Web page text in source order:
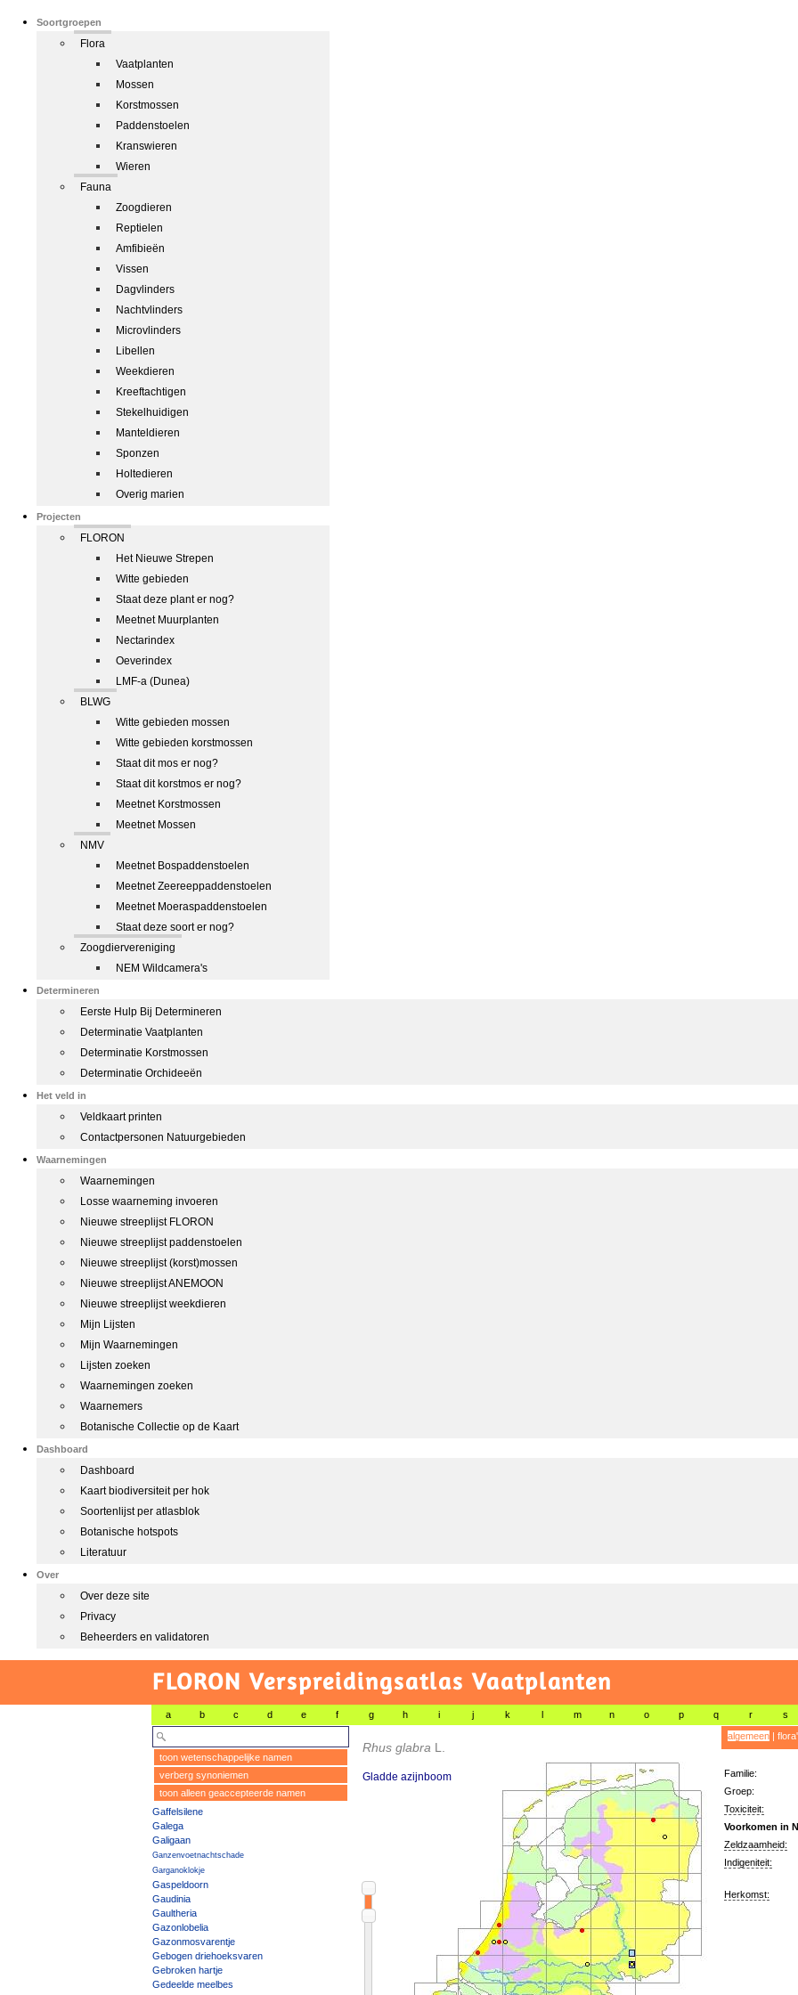
Soortgroepen
Flora
Vaatplanten
Mossen
Korstmossen
Paddenstoelen
Kranswieren
Wieren
Fauna
Zoogdieren
Reptielen
Amfibieën
Vissen
Dagvlinders
Nachtvlinders
Microvlinders
Libellen
Weekdieren
Kreeftachtigen
Stekelhuidigen
Manteldieren
Sponzen
Holtedieren
Overig marien
Projecten
FLORON
Het Nieuwe Strepen
Witte gebieden
Staat deze plant er nog?
Meetnet Muurplanten
Nectarindex
Oeverindex
LMF-a (Dunea)
BLWG
Witte gebieden mossen
Witte gebieden korstmossen
Staat dit mos er nog?
Staat dit korstmos er nog?
Meetnet Korstmossen
Meetnet Mossen
NMV
Meetnet Bospaddenstoelen
Meetnet Zeereeppaddenstoelen
Meetnet Moeraspaddenstoelen
Staat deze soort er nog?
Zoogdiervereniging
NEM Wildcamera's
Determineren
Eerste Hulp Bij Determineren
Determinatie Vaatplanten
Determinatie Korstmossen
Determinatie Orchideeën
Het veld in
Veldkaart printen
Contactpersonen Natuurgebieden
Waarnemingen
Waarnemingen
Losse waarneming invoeren
Nieuwe streeplijst FLORON
Nieuwe streeplijst paddenstoelen
Nieuwe streeplijst (korst)mossen
Nieuwe streeplijst ANEMOON
Nieuwe streeplijst weekdieren
Mijn Lijsten
Mijn Waarnemingen
Lijsten zoeken
Waarnemingen zoeken
Waarnemers
Botanische Collectie op de Kaart
Dashboard
Dashboard
Kaart biodiversiteit per hok
Soortenlijst per atlasblok
Botanische hotspots
Literatuur
Over
Over deze site
Privacy
Beheerders en validatoren
FLORON Verspreidingsatlas Vaatplanten
a b c d e f g h i j k l m n o p q r s
toon wetenschappelijke namen
verberg synoniemen
toon alleen geaccepteerde namen
Gaffelsilene
Galega
Galigaan
Ganzenvoetnachtschade
Garganoklokje
Gaspeldoorn
Gaudinia
Gaultheria
Gazonlobelia
Gazonmosvarentje
Gebogen driehoeksvaren
Gebroken hartje
Gedeelde meelbes
Rhus glabra L.
Gladde azijnboom
algemeen|
Familie:
Groep:
Toxiciteit:
Voorkomen in
Zeldzaamheid:
Indigeniteit:
Herkomst: